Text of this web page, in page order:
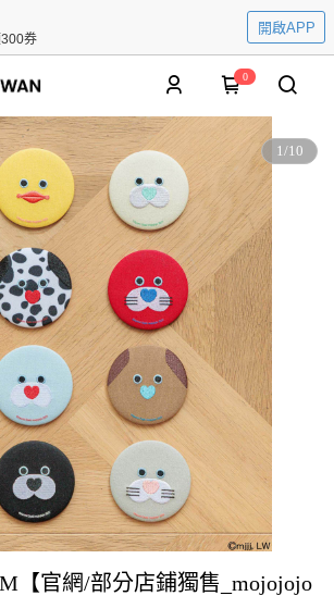
券
開啟APP
0
1/10
【官網/部分店鋪獨售_mojojojo